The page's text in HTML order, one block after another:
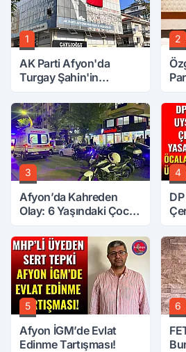
1
AK Parti Afyon'da
Turgay Şahin'in
2
3
Afyon’da Kahreden
Olay: 6 Yaşındaki Çocuk
4
5
Afyon İGM’de Evlat
Edinme Tartışması!
6